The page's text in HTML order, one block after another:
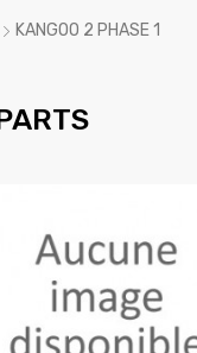
KANGOO 2 PHASE 1